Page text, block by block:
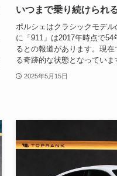
いつまで乗り続けられ
ポルシェはクラシックモデ
に「911」は2017年時点で
るとの報道があります。現
る奇跡的な状態となっていま
2025年5月15日